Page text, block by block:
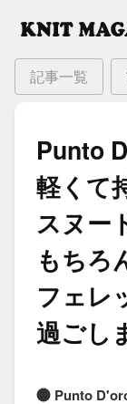
記事一覧
Punto
軽くて​
スヌー
もちろ
フェレ
過ごし
Punto